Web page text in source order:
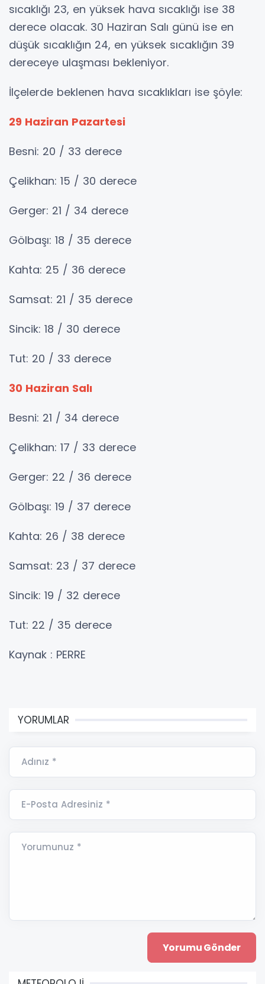
sıcaklığı 23, en yüksek hava sıcaklığı ise 38
derece olacak. 30 Haziran Salı günü ise en
düşük sıcaklığın 24, en yüksek sıcaklığın 39
dereceye ulaşması bekleniyor.
İlçelerde beklenen hava sıcaklıkları ise şöyle:
29 Haziran Pazartesi
Besni: 20 / 33 derece
Çelikhan: 15 / 30 derece
Gerger: 21 / 34 derece
Gölbaşı: 18 / 35 derece
Kahta: 25 / 36 derece
Samsat: 21 / 35 derece
Sincik: 18 / 30 derece
Tut: 20 / 33 derece
30 Haziran Salı
Besni: 21 / 34 derece
Çelikhan: 17 / 33 derece
Gerger: 22 / 36 derece
Gölbaşı: 19 / 37 derece
Kahta: 26 / 38 derece
Samsat: 23 / 37 derece
Sincik: 19 / 32 derece
Tut: 22 / 35 derece
Kaynak : PERRE
YORUMLAR
Adınız *
E-Posta Adresiniz *
Yorumunuz *